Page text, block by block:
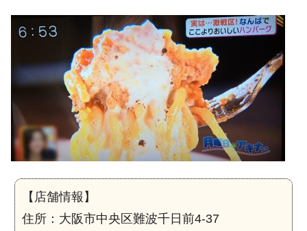
【店舗情報】
住所：大阪市中央区難波千日前4-37